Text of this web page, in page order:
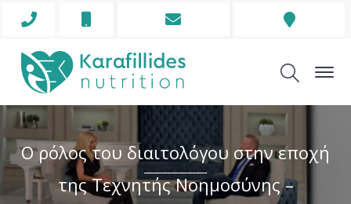
Phone
Envelope
Address
Ο ρόλος του διαιτολόγου στην εποχή
της Τεχνητής Νοημοσύνης –